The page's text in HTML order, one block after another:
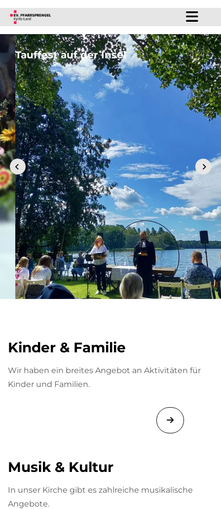
Tauffest auf der Insel
Kinder & Familie
Wir haben ein breites Angebot an Aktivitäten für
Kinder und Familien.
Musik & Kultur
In unser Kirche gibt es zahlreiche musikalische
Angebote.